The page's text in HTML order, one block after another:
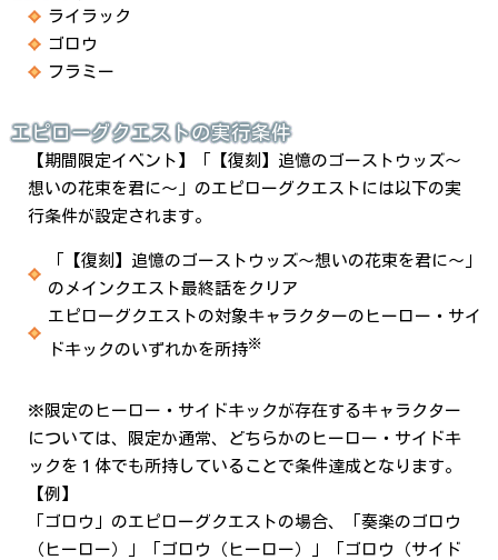
ライラック
ゴロウ
フラミー
エピローグクエストの実行条件
【期間限定イベント】「【復刻】追憶のゴーストウッズ～
想いの花束を君に～」のエピローグクエストには以下の実
行条件が設定されます。
「【復刻】追憶のゴーストウッズ～想いの花束を君に～」
のメインクエスト最終話をクリア
エピローグクエストの対象キャラクターのヒーロー・サイ
ドキックのいずれかを所持※
※限定のヒーロー・サイドキックが存在するキャラクター
については、限定か通常、どちらかのヒーロー・サイドキ
ックを１体でも所持していることで条件達成となります。
【例】
「ゴロウ」のエピローグクエストの場合、「奏楽のゴロウ
（ヒーロー）」「ゴロウ（ヒーロー）」「ゴロウ（サイド